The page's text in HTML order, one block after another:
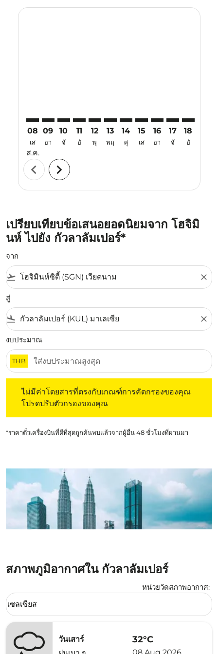
08
เส
ส.ค.
09
อา
10
จั
11
อั
12
พุ
13
พฤ
14
ศุ
15
เส
16
อา
17
จั
18
อั
chevron_left chevron_right
เปรียบเทียบข้อเสนอยอดนิยมจาก โฮจิมิ
นห์ ไปยัง กัวลาลัมเปอร์*
จาก
flight_takeoff close
สู่
flight_land close
งบประมาณ
THB
ไม่มีค่าโดยสารที่ตรงกับเกณฑ์การคัดกรองของคุณ
โปรดปรับตัวกรองของคุณ
*ราคาตั๋วเครื่องบินที่ดีที่สุดถูกค้นพบแล้วจากผู้อื่น 48 ชั่วโมงที่ผ่านมา
สภาพภูมิอากาศใน กัวลาลัมเปอร์
หน่วยวัดสภาพอากาศ:
Weather unit option เซลเซียส Selected
เซลเซียส
keyboard_arrow_down
วันเสาร์
32°C
08 Aug 2026